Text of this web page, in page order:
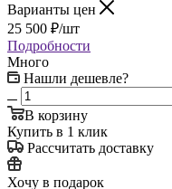
Варианты цен
25 500 ₽/шт
Подробности
Много
Нашли дешевле?
В корзину
Купить в 1 клик
Рассчитать доставку
Хочу в подарок